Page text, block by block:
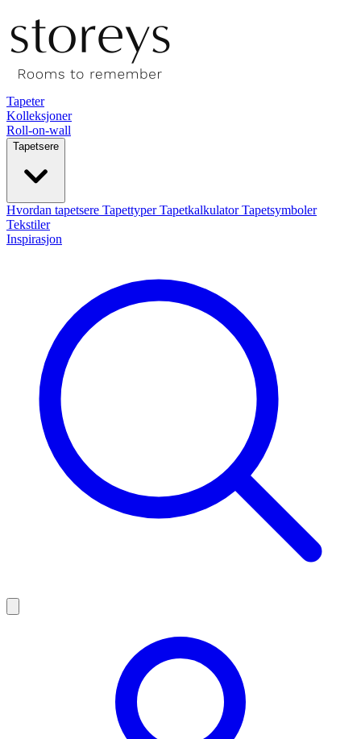
Tapeter
Kolleksjoner
Roll-on-wall
Tapetsere
Hvordan tapetsere TapettyperTapetkalkulatorTapetsymboler
Tekstiler
Inspirasjon